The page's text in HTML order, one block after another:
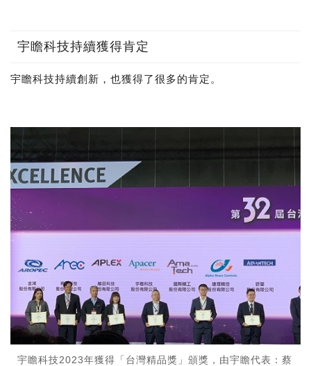
宇瞻科技持續獲得肯定
宇瞻科技持續創新，也獲得了很多的肯定。
宇瞻科技2023年獲得「台灣精品獎」頒獎，由宇瞻代表：蔡